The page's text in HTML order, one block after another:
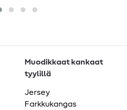
Muodikkaat kankaat
tyylillä
Jersey
Farkkukangas